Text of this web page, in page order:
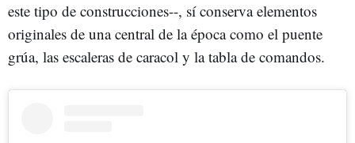
este tipo de construcciones--, sí conserva elementos
originales de una central de la época como el puente
grúa, las escaleras de caracol y la tabla de comandos.